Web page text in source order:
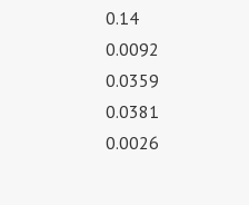
0.14
0.0092
0.0359
0.0381
0.0026